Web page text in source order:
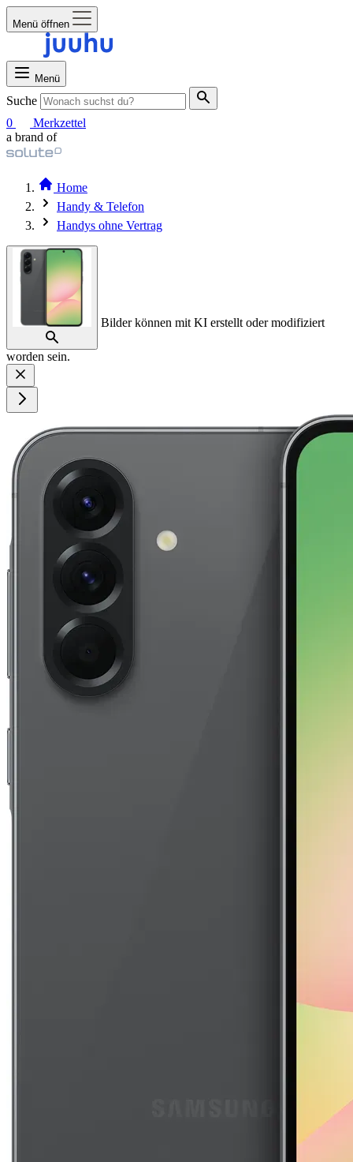
Menü öffnen
Menü
Suche
0
Merkzettel
a brand of
Home
Handy & Telefon
Handys ohne Vertrag
Bilder können mit KI erstellt oder modifiziert
worden sein.